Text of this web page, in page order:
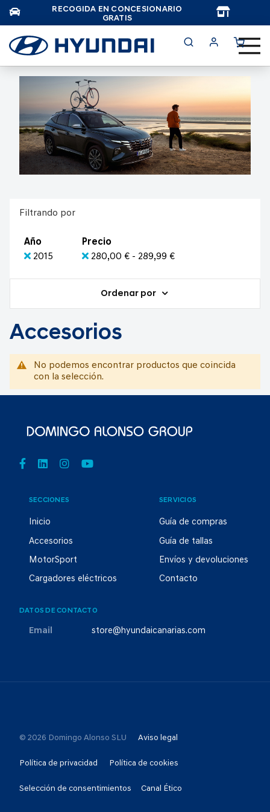
RECOGIDA EN CONCESIONARIO
GRATIS
Filtrando por
Año
2015
Precio
280,00 € - 289,99 €
Ordenar por
Accesorios
No podemos encontrar productos que coincida
con la selección.
SECCIONES
Inicio
Accesorios
MotorSport
Cargadores eléctricos
SERVICIOS
Guía de compras
Guía de tallas
Envíos y devoluciones
Contacto
DATOS DE CONTACTO
Email store@hyundaicanarias.com
© 2026 Domingo Alonso SLU Aviso legal
Política de privacidad Política de cookies
Selección de consentimientos Canal Ético